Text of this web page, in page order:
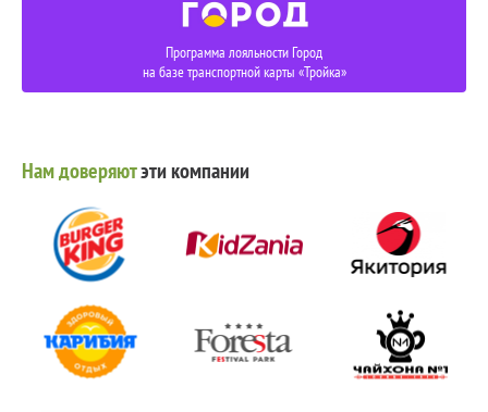
Программа лояльности Город
на базе транспортной карты «Тройка»
Нам доверяютэти компании